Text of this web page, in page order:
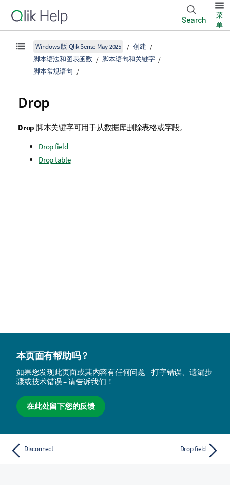
Search
菜
单
Windows 版 Qlik Sense May 2025
创建
脚本语法和图表函数
脚本语句和关键字
脚本常规语句
Drop
Drop 脚本关键字可用于从数据库删除表格或字段。
Drop field
Drop table
本页面有帮助吗？
如果您发现此页面或其内容有任何问题 – 打字错误、遗漏步
骤或技术错误 – 请告诉我们！
在此处留下您的反馈
Disconnect Drop field